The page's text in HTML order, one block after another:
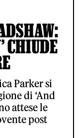
CHIUDE
Parker si
di ‘And
attese le
post